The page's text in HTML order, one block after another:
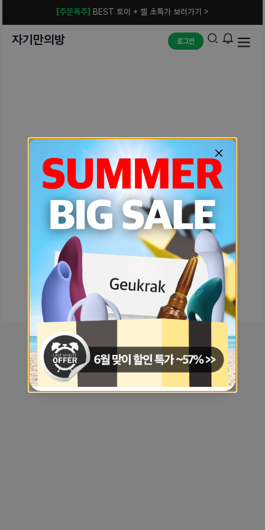
[주문폭주] BEST 토이 + 젤 초특가 보러가기 >
자기만의방 로그인
예상치 못한 에러입니다.